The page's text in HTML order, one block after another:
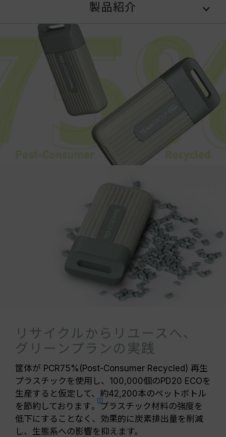
製品紹介
リサイクルからリユースへ、
グリーンプランの実践
筐体が PCR75%(Post-Consumer Recycled) 再生
プラスチックを使用し、100,000個のPD20 ECOを
生産すると仮定して、約42,200本のペットボトル
を節約しております。プラスチック材料の強度を
低下にすることなく、効果的に炭素排出量を削減
し、生態系への影響を抑えます。